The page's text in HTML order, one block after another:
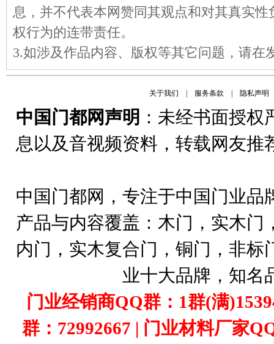
息，并不代表本网赞同其观点和对其真实
权行为的连带责任。
3.如涉及作品内容、版权等其它问题，请在
关于我们 服务条款 隐私声明
中国门都网声明 ：未经书面授
息以及音视频资料，转载网友
中国门都网，专注于中国门业
产品与内容覆盖：木门，实木
内门，实木复合门，铜门，非
业十大品牌，知名
门业经销商QQ群：1群(满
群：72992667 | 门业材料厂家